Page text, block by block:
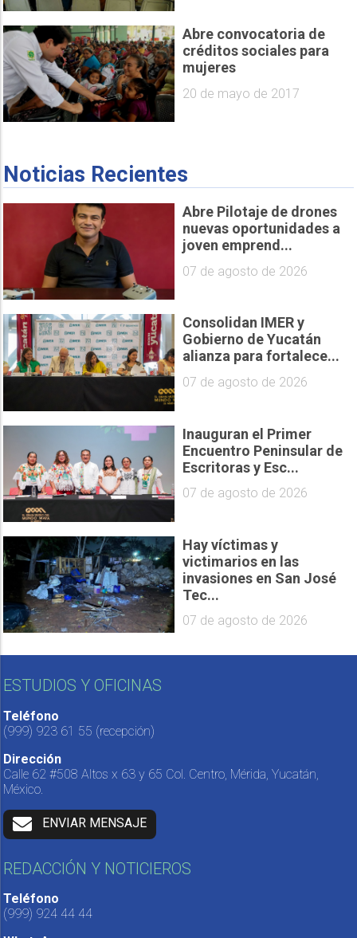
Abre convocatoria de
créditos sociales para
mujeres
20 de mayo de 2017
Noticias Recientes
Abre Pilotaje de drones
nuevas oportunidades a
joven emprend...
07 de agosto de 2026
Consolidan IMER y
Gobierno de Yucatán
alianza para fortalece...
07 de agosto de 2026
Inauguran el Primer
Encuentro Peninsular de
Escritoras y Esc...
07 de agosto de 2026
Hay víctimas y
victimarios en las
invasiones en San José
Tec...
07 de agosto de 2026
ESTUDIOS Y OFICINAS
Teléfono
(999) 923 61 55 (recepción)
Dirección
Calle 62 #508 Altos x 63 y 65 Col. Centro, Mérida, Yucatán,
México.
ENVIAR MENSAJE
REDACCIÓN Y NOTICIEROS
Teléfono
(999) 924 44 44